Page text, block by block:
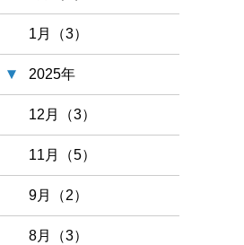
1月（3）
2025年
12月（3）
11月（5）
9月（2）
8月（3）